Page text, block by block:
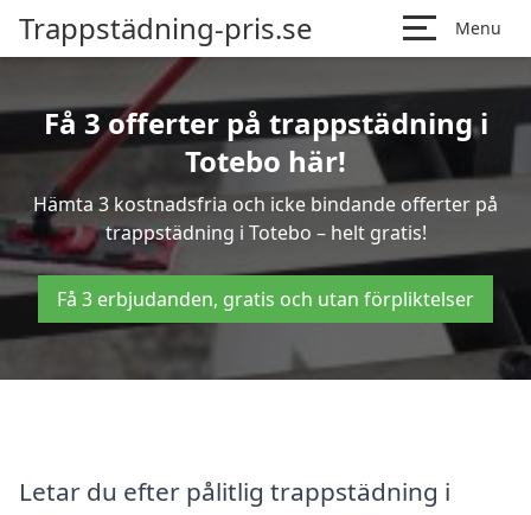
Trappstädning-pris.se Menu
Få 3 offerter på trappstädning i
Totebo här!
Hämta 3 kostnadsfria och icke bindande offerter på
trappstädning i Totebo – helt gratis!
Få 3 erbjudanden, gratis och utan förpliktelser
Letar du efter pålitlig trappstädning i